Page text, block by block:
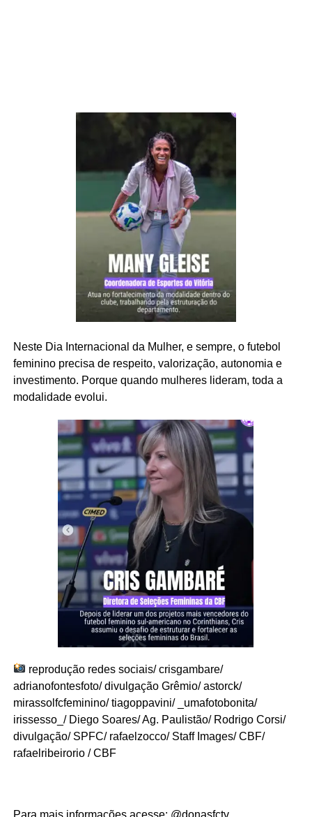
Neste Dia Internacional da Mulher, e sempre, o futebol
feminino precisa de respeito, valorização, autonomia e
investimento. Porque quando mulheres lideram, toda a
modalidade evolui.
reprodução redes sociais/ crisgambare/
adrianofontesfoto/ divulgação Grêmio/ astorck/
mirassolfcfeminino/ tiagoppavini/ _umafotobonita/
irissesso_/ Diego Soares/ Ag. Paulistão/ Rodrigo Corsi/
divulgação/ SPFC/ rafaelzocco/ Staff Images/ CBF/
rafaelribeirorio / CBF
Para mais informações acesse: @donasfctv